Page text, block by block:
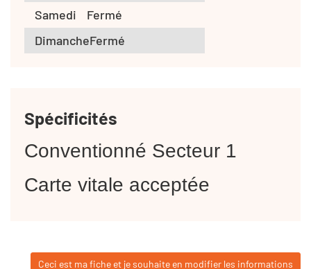
Samedi
Fermé
DimancheFermé
Spécificités
Conventionné Secteur 1
Carte vitale acceptée
Ceci est ma fiche et je souhaite en modifier les informations